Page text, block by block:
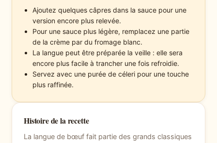
Ajoutez quelques câpres dans la sauce pour une
version encore plus relevée.
Pour une sauce plus légère, remplacez une partie
de la crème par du fromage blanc.
La langue peut être préparée la veille : elle sera
encore plus facile à trancher une fois refroidie.
Servez avec une purée de céleri pour une touche
plus raffinée.
Histoire de la recette
La langue de bœuf fait partie des grands classiques